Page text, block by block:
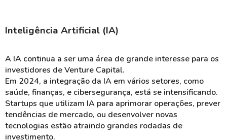
Inteligência Artificial (IA)
A IA continua a ser uma área de grande interesse para os
investidores de Venture Capital.
Em 2024, a integração da IA em vários setores, como
saúde, finanças, e cibersegurança, está se intensificando.
Startups que utilizam IA para aprimorar operações, prever
tendências de mercado, ou desenvolver novas
tecnologias estão atraindo grandes rodadas de
investimento.